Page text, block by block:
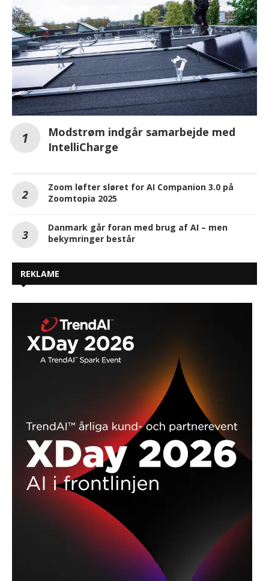
Modstrøm indgår samarbejde med
IntelliCharge
Zoom løfter sløret for AI Companion 3.0 på
Zoomtopia 2025
Danmark går foran med brug af AI – men
bekymringer består
REKLAME